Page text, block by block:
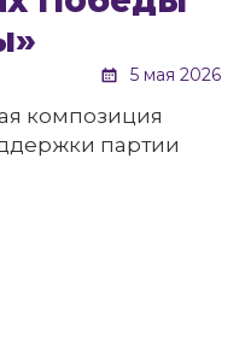
5 мая 2026
композиция
партии